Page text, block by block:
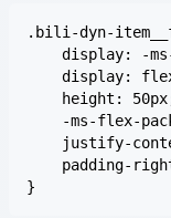
.bili-dyn-
display: -
display:
height:
-ms-flex-
justify-
padding-